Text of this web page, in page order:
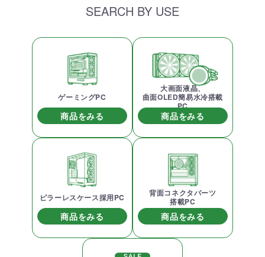
SEARCH BY USE
ゲーミングPC
商品をみる
大画面液晶、
曲面OLED簡易水冷搭載
PC
商品をみる
ピラーレスケース採用PC
商品をみる
背面コネクタパーツ
搭載PC
商品をみる